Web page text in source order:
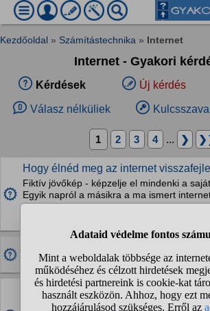
Kezdőoldal » Számítástechnika » Internet
Internet - Gyakori
Kérdések Új kérdés
Válasz nélküliek
1 2 3 4 ... ❯
Hogy élnéd meg az internet
Fiktív jövőkép - képzelje el mindenki a
Egyik napról a másikra a ma ismert
butítanák. Egyedül orvosi, katonai,
Ez igaz?
Ha okostelefonnal megosztom a
az Android látja, hogy miket